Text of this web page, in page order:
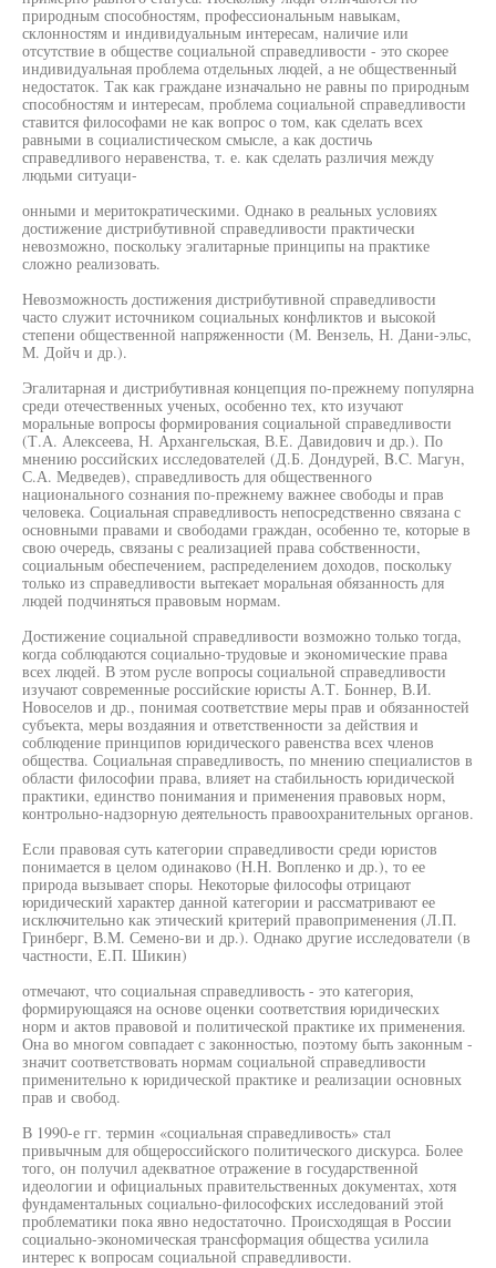
природным способностям, профессиональным навыкам,
склонностям и индивидуальным интересам, наличие или
отсутствие в обществе социальной справедливости - это скорее
индивидуальная проблема отдельных людей, а не общественный
недостаток. Так как граждане изначально не равны по природным
способностям и интересам, проблема социальной справедливости
ставится философами не как вопрос о том, как сделать всех
равными в социалистическом смысле, а как достичь
справедливого неравенства, т. е. как сделать различия между
людьми ситуаци-
онными и меритократическими. Однако в реальных условиях
достижение дистрибутивной справедливости практически
невозможно, поскольку эгалитарные принципы на практике
сложно реализовать.
Невозможность достижения дистрибутивной справедливости
часто служит источником социальных конфликтов и высокой
степени общественной напряженности (М. Вензель, Н. Дани-эльс,
М. Дойч и др.).
Эгалитарная и дистрибутивная концепция по-прежнему популярна
среди отечественных ученых, особенно тех, кто изучают
моральные вопросы формирования социальной справедливости
(Т.А. Алексеева, Н. Архангельская, В.Е. Давидович и др.). По
мнению российских исследователей (Д.Б. Дондурей, B.C. Магун,
С.А. Медведев), справедливость для общественного
национального сознания по-прежнему важнее свободы и прав
человека. Социальная справедливость непосредственно связана с
основными правами и свободами граждан, особенно те, которые в
свою очередь, связаны с реализацией права собственности,
социальным обеспечением, распределением доходов, поскольку
только из справедливости вытекает моральная обязанность для
людей подчиняться правовым нормам.
Достижение социальной справедливости возможно только тогда,
когда соблюдаются социально-трудовые и экономические права
всех людей. В этом русле вопросы социальной справедливости
изучают современные российские юристы А.Т. Боннер, В.И.
Новоселов и др., понимая соответствие меры прав и обязанностей
субъекта, меры воздаяния и ответственности за действия и
соблюдение принципов юридического равенства всех членов
общества. Социальная справедливость, по мнению специалистов в
области философии права, влияет на стабильность юридической
практики, единство понимания и применения правовых норм,
контрольно-надзорную деятельность правоохранительных органов.
Если правовая суть категории справедливости среди юристов
понимается в целом одинаково (H.H. Вопленко и др.), то ее
природа вызывает споры. Некоторые философы отрицают
юридический характер данной категории и рассматривают ее
исключительно как этический критерий правоприменения (Л.П.
Гринберг, В.М. Семено-ви и др.). Однако другие исследователи (в
частности, Е.П. Шикин)
отмечают, что социальная справедливость - это категория,
формирующаяся на основе оценки соответствия юридических
норм и актов правовой и политической практике их применения.
Она во многом совпадает с законностью, поэтому быть законным -
значит соответствовать нормам социальной справедливости
применительно к юридической практике и реализации основных
прав и свобод.
В 1990-е гг. термин «социальная справедливость» стал
привычным для общероссийского политического дискурса. Более
того, он получил адекватное отражение в государственной
идеологии и официальных правительственных документах, хотя
фундаментальных социально-философских исследований этой
проблематики пока явно недостаточно. Происходящая в России
социально-экономическая трансформация общества усилила
интерес к вопросам социальной справедливости.